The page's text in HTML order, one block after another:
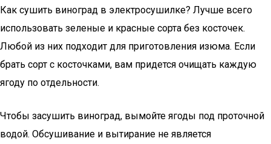
Как сушить виноград в электросушилке? Лучше всего
использовать зеленые и красные сорта без косточек.
Любой из них подходит для приготовления изюма. Если
брать сорт с косточками, вам придется очищать каждую
ягоду по отдельности.
Чтобы засушить виноград, вымойте ягоды под проточной
водой. Обсушивание и вытирание не является